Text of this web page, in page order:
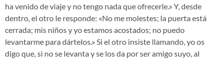
ha venido de viaje y no tengo nada que ofrecerle.» Y, desde
dentro, el otro le responde: «No me molestes; la puerta está
cerrada; mis niños y yo estamos acostados; no puedo
levantarme para dártelos.» Si el otro insiste llamando, yo os
digo que, si no se levanta y se los da por ser amigo suyo, al